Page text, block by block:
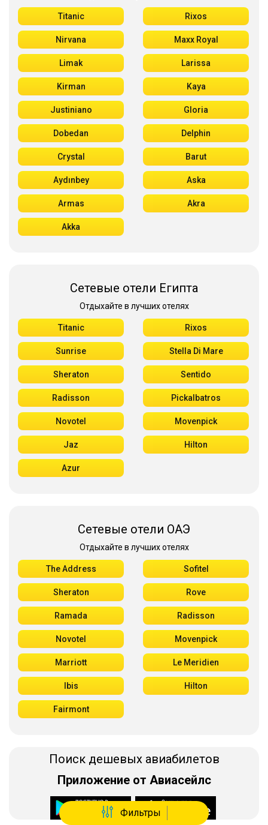
Фильтры
Titanic Rixos
Nirvana Maxx Royal
Limak Larissa
Kirman Kaya
Justiniano Gloria
Dobedan Delphin
Crystal Barut
Aydınbey Aska
Armas Akra
Akka
Сетевые отели Египта
Отдыхайте в лучших отелях
Titanic Rixos
Sunrise Stella Di Mare
Sheraton Sentido
Radisson Pickalbatros
Novotel Movenpick
Jaz Hilton
Azur
Сетевые отели ОАЭ
Отдыхайте в лучших отелях
The Address Sofitel
Sheraton Rove
Ramada Radisson
Novotel Movenpick
Marriott Le Meridien
Ibis Hilton
Fairmont
Поиск дешевых авиабилетов
Приложение от Авиасейлс